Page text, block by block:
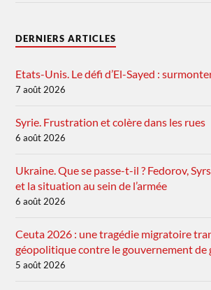
DERNIERS ARTICLES
Etats-Unis. Le défi d’El-Sayed :
7 août 2026
Syrie. Frustration et colère dans les rues
6 août 2026
Ukraine. Que se passe-t-il ? Fedorov,
et la situation au sein de l’armée
6 août 2026
Ceuta 2026 : une tragédie migratoire
géopolitique contre le gouvernement de
5 août 2026